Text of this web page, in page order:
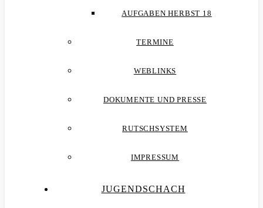
AUFGABEN HERBST 18
TERMINE
WEBLINKS
DOKUMENTE UND PRESSE
RUTSCHSYSTEM
IMPRESSUM
JUGENDSCHACH